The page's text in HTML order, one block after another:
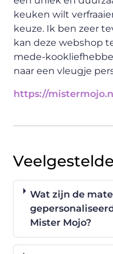
keuken wilt
keuze. Ik ben zeer
kan deze webshop
mede-
naar een vleugje
https://mistermojo.nl
Wat zijn de
Mister Mojo?